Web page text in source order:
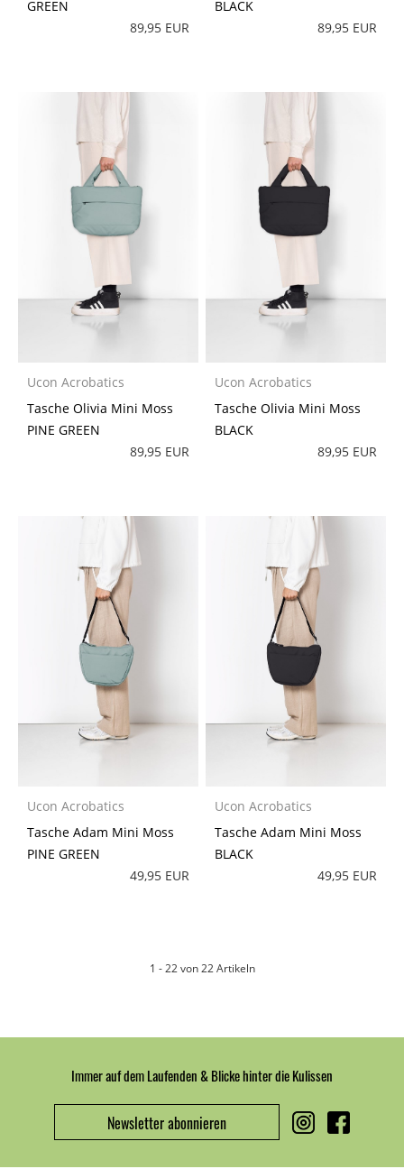
GREEN
89,95 EUR
BLACK
89,95 EUR
Ucon Acrobatics
Tasche Olivia Mini Moss
PINE GREEN
89,95 EUR
Ucon Acrobatics
Tasche Olivia Mini Moss
BLACK
89,95 EUR
Ucon Acrobatics
Tasche Adam Mini Moss
PINE GREEN
49,95 EUR
Ucon Acrobatics
Tasche Adam Mini Moss
BLACK
49,95 EUR
1 - 22 von 22 Artikeln
Immer auf dem Laufenden & Blicke hinter die Kulissen
Newsletter abonnieren